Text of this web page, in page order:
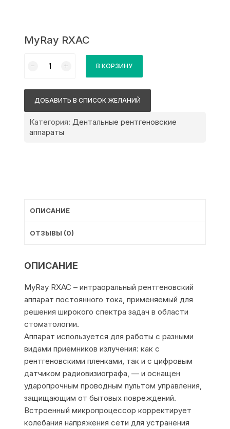
MyRay RXAC
товара
В КОРЗИНУ
ДОБАВИТЬ В СПИСОК ЖЕЛАНИЙ
Категория: Дентальные рентгеновские
аппараты
ОПИСАНИЕ
ОТЗЫВЫ (0)
ОПИСАНИЕ
MyRay RXAC – интраоральный рентгеновский
аппарат постоянного тока, применяемый для
решения широкого спектра задач в области
стоматологии.
Аппарат используется для работы с разными
видами приемников излучения: как с
рентгеновскими пленками, так и с цифровым
датчиком радиовизиографа, — и оснащен
ударопрочным проводным пультом управления,
защищающим от бытовых повреждений.
Встроенный микропроцессор корректирует
колебания напряжения сети для устранения